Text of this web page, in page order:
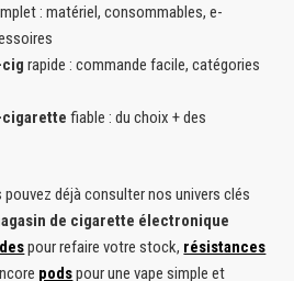
: matériel, consommables, e-
rapide : commande facile, catégories
fiable : du choix + des
pouvez déjà consulter nos univers clés
de cigarette électronique
pour refaire votre stock, résistances
podspour une vape simple et